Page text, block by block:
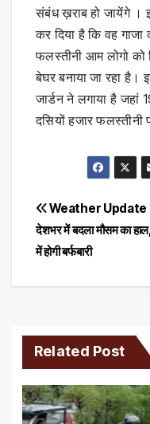
संबंध ख़राब हो जायेंगे ।
कर दिया है कि वह
फलस्तीनी आम लोगो को
बेघर बनाया जा रहा है।
जार्डन ने लगाया है
दसियों हजार
Post
navigation
Weather Update
देशभर में बदला मौसम का हाल,
में होगी बर्फबारी
Related Post